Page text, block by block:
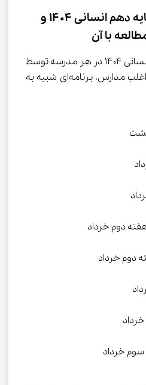
برنامه امتحان نهایی پایه دهم انسانی ۱۴۰۴ و
با آن
برنامه امتحان نهایی دهم انسانی ۱۴۰۴ در هر مدرسه توسط
مدیریت تعیین می‌شود و اغلب مدارس، برنامه‌ای شبیه به
دوم خرداد
سوم خرداد